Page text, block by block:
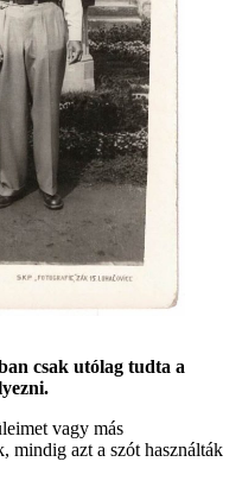
csak utólag tudta a
vagy más
mindig azt a szót használták